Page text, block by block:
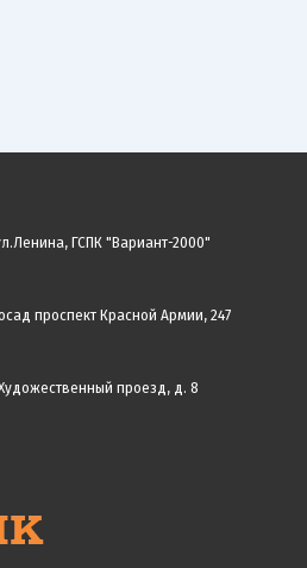
ГСПК "Вариант-2000"
проспект Красной Армии, 247
проезд, д. 8